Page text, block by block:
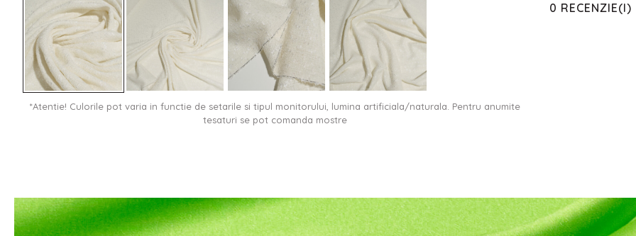
*Atentie! Culorile pot varia in functie de setarile si tipul monitorului, lumina artificiala/naturala. Pentru anumite
tesaturi se pot comanda mostre
0 RECENZIE(I)